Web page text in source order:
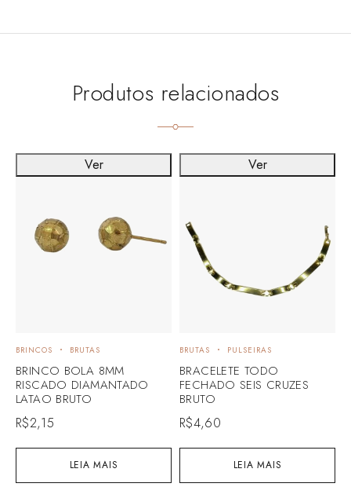
Produtos relacionados
LEIA MAIS
BRINCOS BRUTAS
BRINCO BOLA 8MM
RISCADO DIAMANTADO
LATAO BRUTO
R$2,15
Ver
LEIA MAIS
BRUTAS PULSEIRAS
BRACELETE TODO
FECHADO SEIS CRUZES
BRUTO
R$4,60
Ver